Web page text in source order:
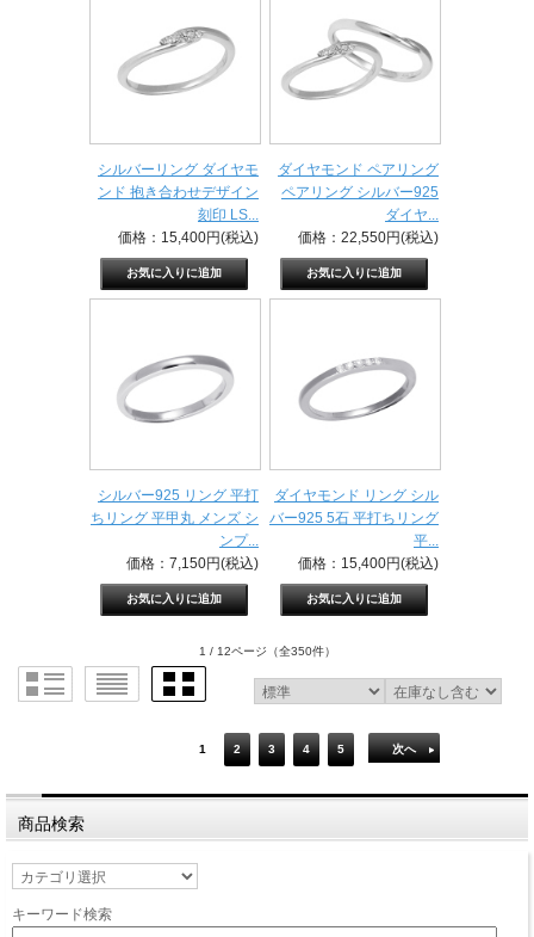
シルバーリング ダイヤモ
ンド 抱き合わせデザイン
刻印 LS...
価格：15,400円(税込)
ダイヤモンド ペアリング
ペアリング シルバー925
ダイヤ...
価格：22,550円(税込)
シルバー925 リング 平打
ちリング 平甲丸 メンズ シ
ンプ...
価格：7,150円(税込)
ダイヤモンド リング シル
バー925 5石 平打ちリング
平...
価格：15,400円(税込)
1 / 12ページ （全350件）
1 2 3 4 5 次へ
商品検索
キーワード検索